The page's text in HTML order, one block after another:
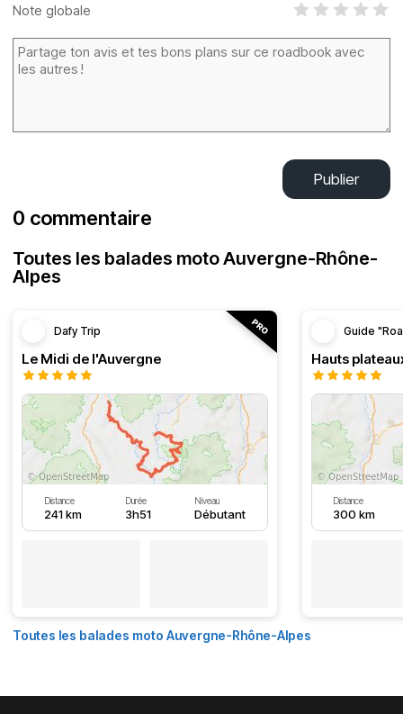
Note globale
Publier
0 commentaire
Toutes les balades moto Auvergne-Rhône-
Alpes
Dafy Trip
Le Midi de l'Auvergne
Distance
241 km
Durée
3h51
Niveau
Débutant
Guide
Hauts
Distance
300 km
Toutes les balades moto Auvergne-Rhône-Alpes